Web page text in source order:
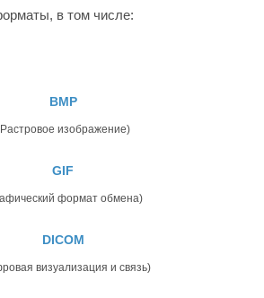
в том числе:
BMP
изображение)
GIF
формат обмена)
DICOM
визуализация и связь)